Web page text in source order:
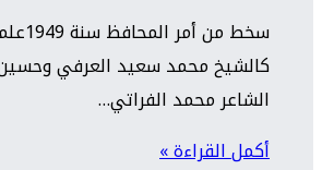
سخط
كالشيخ محمد سعيد العرفي
الشاعر محمد الفراتي…
أكمل القراءة »